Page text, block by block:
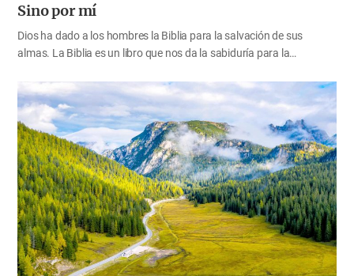
Sino por mí
Dios ha dado a los hombres la Biblia para la salvación de sus
almas. La Biblia es un libro que nos da la sabiduría para la
logra ser salvo porque no conoce el camino de la salvación, aquella
persona será muy desafortunada. Para recibir la salvación de
nuestras almas, necesitamos entender correctamente la Biblia, que
contiene la palabra de Dios, y hallar el camino de la salvación que
Dios nos ha mostrado por medio de la Biblia. Es por esta razón que
estudiamos diligentemente la Biblia. Dios es el camino, y la verdad, y
la vida Dios declaró su palabra a su pueblo por medio de…